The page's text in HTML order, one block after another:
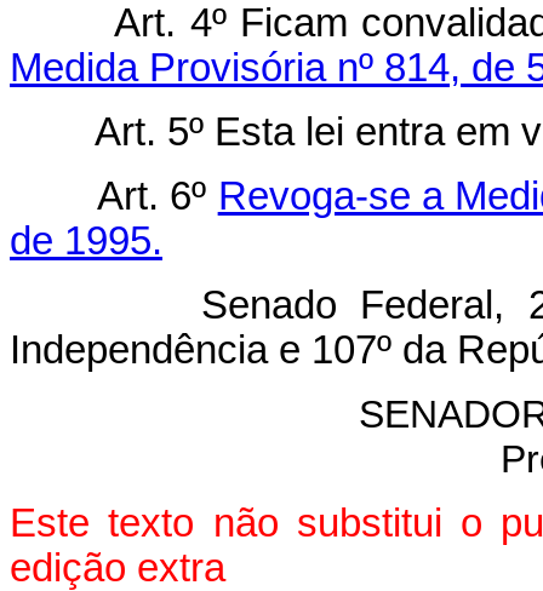
Art. 4º Ficam
Medida Provisória nº 814, de
Art. 5º Esta lei entra em
Art. 6º Revoga-se a
de 1995.
Senado Federal, 24
Independência e 107º da
Este texto não substitui o
edição extra